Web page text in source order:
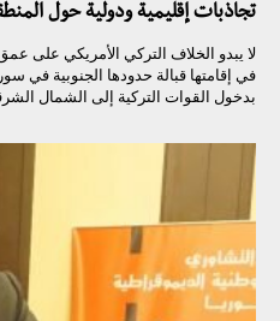
تجاذبات إقليمية ودولية حول
لا يبدو الخلاف التركي الأمريكي على
في إقامتها قبالة حدودها الجنوبية في
بدخول القوات التركية إلى الشمال